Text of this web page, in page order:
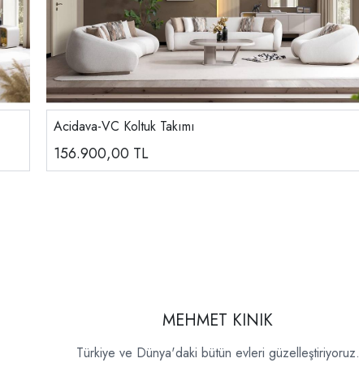
Acidava-VC Koltuk Takımı
156.900,00 TL
MEHMET KINIK
Türkiye ve Dünya'daki bütün evleri güzelleştiriyoruz.